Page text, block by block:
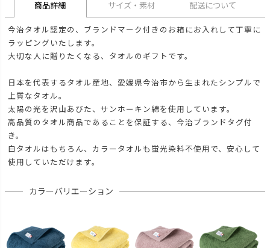
商品詳細 サイズ・素材 配送について
今治タオル認定の、ブランドマーク付きのお箱にお入れして丁寧に
ラッピングいたします。
大切な人に贈りたくなる、タオルのギフトです。
日本を代表するタオル産地、愛媛県今治市から生まれたシンプルで
上質なタオル。
太陽の光を沢山あびた、サンホーキン綿を使用しています。
高品質のタオル商品であることを保証する、今治ブランドタグ付
き。
白タオルはもちろん、カラータオルも蛍光染料不使用で、安心して
使用していただけます。
カラーバリエーション